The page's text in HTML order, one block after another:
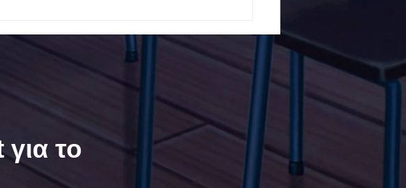
| Μίλα Τώρα. Με σύνθημα
"Μίλα Τώρα" όλα τα σχολεία
το